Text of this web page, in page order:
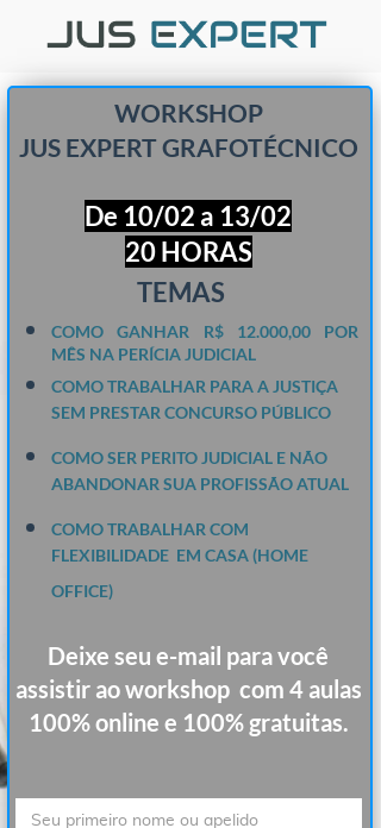
Deixe seu e-mail para você
assistir ao workshop com 4 aulas
100% online e 100% gratuitas.
WORKSHOP
JUS EXPERT GRAFOTÉCNICO
De 10/02 a 13/02
20HORAS
​​​​​​​TEMAS
COMO GANHAR R$ 12.000,00 POR
MÊS NA PERÍCIA JUDICIAL
COMO TRABALHAR PARA A JUSTIÇA
SEM PRESTAR CONCURSO PÚBLICO
COMO SER PERITO JUDICIAL E NÃO
ABANDONAR SUA PROFISSÃO ATUAL
COMO TRABALHAR COM
FLEXIBILIDADE EM CASA (HOME
OFFICE)